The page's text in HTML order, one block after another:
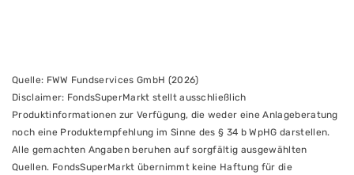
Quelle: FWW Fundservices GmbH (2026)
Disclaimer: FondsSuperMarkt stellt ausschließlich
Produktinformationen zur Verfügung, die weder eine Anlageberatung
noch eine Produktempfehlung im Sinne des § 34 b WpHG darstellen.
Alle gemachten Angaben beruhen auf sorgfältig ausgewählten
Quellen. FondsSuperMarkt übernimmt keine Haftung für die